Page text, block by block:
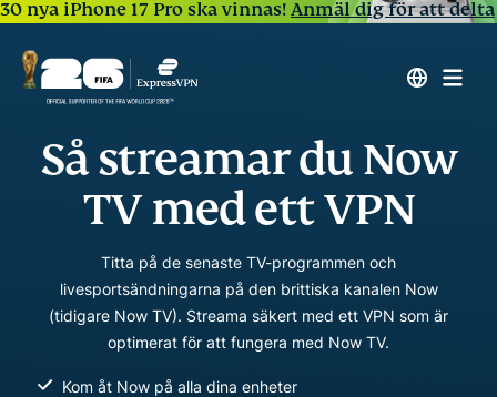
30 nya iPhone 17 Pro ska vinnas!Anmäl dig för att delta
Så streamar du Now
TV med ett VPN
Titta på de senaste TV-programmen och
livesportsändningarna på den brittiska kanalen Now
(tidigare Now TV). Streama säkert med ett VPN som är
optimerat för att fungera med Now TV.
Kom åt Now på alla dina enheter